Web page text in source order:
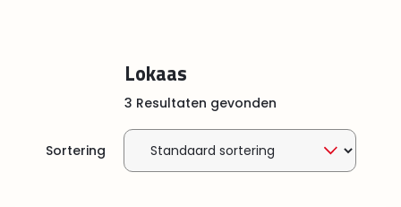
Lokaas
3 Resultaten gevonden
Sortering